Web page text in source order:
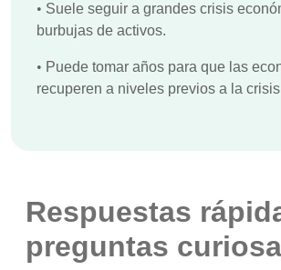
• Suele seguir a grandes crisis
burbujas de activos.
• Puede tomar años para que las
recuperen a niveles previos a la
Respuestas
preguntas